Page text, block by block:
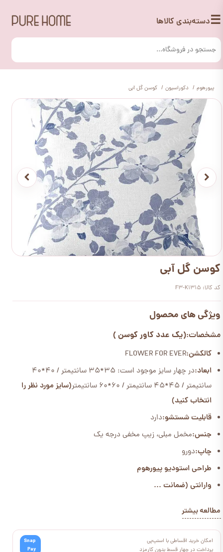
☰دسته‌بندی کالاها
پیورهوم دکوراسیون کوسن گل آبی
کوسن گل آبی
کد کالا: F3-K1315
ویژگی های محصول
مشخصات:(یک عدد کاور کوسن )
کالکشن:FLOWER FOR EVER
ابعاد:
در چهار سایز موجود است: 35*35 سانتیمتر / 40*40
سانتیمتر / 45*45 سانتیمتر / 60*60 سانتیمتر
(سایز مورد نظر را
انتخاب کنید)
قابلیت شستشو:دارد
جنس:مخمل مبلی، زیپ مخفی درجه یک
چاپ:دورو
طراحی استودیو پیورهوم
وارانتی (ضمانت ...
مطالعه بیشتر
امکان خرید اقساطی با اسنپ‌پی
پرداخت در چهار قسط بدون کارمزد
Snap
Pay